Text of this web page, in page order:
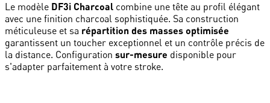
Le modèle DF3i Charcoal combine une tête au profil élégant
avec une finition charcoal sophistiquée. Sa construction
méticuleuse et sa répartition des masses optimisée
garantissent un toucher exceptionnel et un contrôle précis de
la distance. Configuration sur-mesure disponible pour
s'adapter parfaitement à votre stroke.